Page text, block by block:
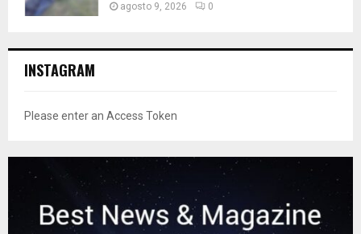
agosto 9, 2026 0
INSTAGRAM
Please enter an Access Token